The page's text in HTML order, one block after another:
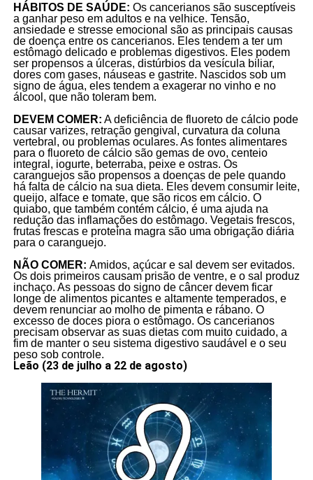
HÁBITOS DE SAÚDE: Os cancerianos são susceptíveis
a ganhar peso em adultos e na velhice. Tensão,
ansiedade e stresse emocional são as principais causas
de doença entre os cancerianos. Eles tendem a ter um
estômago delicado e problemas digestivos. Eles podem
ser propensos a úlceras, distúrbios da vesícula biliar,
dores com gases, náuseas e gastrite. Nascidos sob um
signo de água, eles tendem a exagerar no vinho e no
álcool, que não toleram bem.
DEVEM COMER: A deficiência de fluoreto de cálcio pode
causar varizes, retração gengival, curvatura da coluna
vertebral, ou problemas oculares. As fontes alimentares
para o fluoreto de cálcio são gemas de ovo, centeio
integral, iogurte, beterraba, peixe e ostras. Os
caranguejos são propensos a doenças de pele quando
há falta de cálcio na sua dieta. Eles devem consumir leite,
queijo, alface e tomate, que são ricos em cálcio. O
quiabo, que também contém cálcio, é uma ajuda na
redução das inflamações do estômago. Vegetais frescos,
frutas frescas e proteína magra são uma obrigação diária
para o caranguejo.
NÃO COMER: Amidos, açúcar e sal devem ser evitados.
Os dois primeiros causam prisão de ventre, e o sal produz
inchaço. As pessoas do signo de câncer devem ficar
longe de alimentos picantes e altamente temperados, e
devem renunciar ao molho de pimenta e rábano. O
excesso de doces piora o estômago. Os cancerianos
precisam observar as suas dietas com muito cuidado, a
fim de manter o seu sistema digestivo saudável e o seu
peso sob controle.
Leão (23 de julho a 22 de agosto)